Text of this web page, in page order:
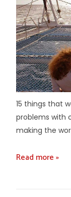
15 things that
problems with
making the
Read more »